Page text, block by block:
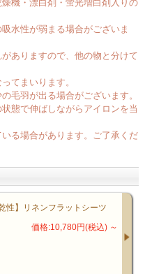
いるため、触れてもチクチク
吸い取ってくれるので、い
防カビ性に優れ、雑菌の繁
イ知らず。 また繊維の中に
肌に直接触れず、暖かく包
おけばパリッとアイロンを
で最も汚れが落ちやすく、洗
が強く、栽培時にも農薬を
世界の一流ホテルがテーブ
理由がここにあります。
は丈夫で、長く使えます。
のシャリ感はなくなり、柔
機・漂白剤・蛍光増白剤入りの
水性が弱まる場合がございま
ありますので、他の物と分けて
てまいります。
毛羽が出る場合がございます。
態で伸ばしながらアイロンを当
る場合があります。ご了承くだ
性】リネンフラットシーツ
価格:10,780円(税込) ～